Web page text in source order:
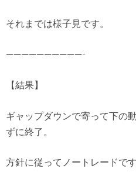
それまでは様子見です。
——————————-
【結果】
ギャップダウンで寄って下の
ずに終了。
方針に従ってノートレードです